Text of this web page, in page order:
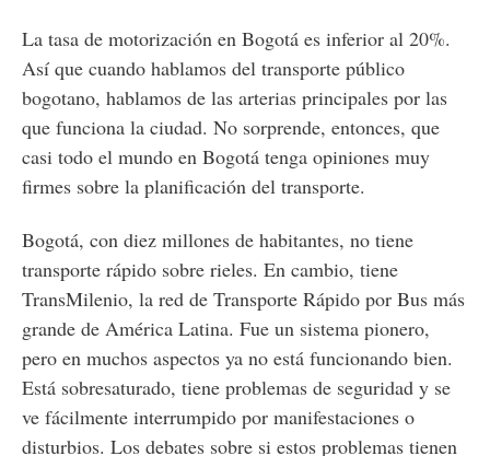
La tasa de motorización en Bogotá es inferior al 20%.
Así que cuando hablamos del transporte público
bogotano, hablamos de las arterias principales por las
que funciona la ciudad. No sorprende, entonces, que
casi todo el mundo en Bogotá tenga opiniones muy
firmes sobre la planificación del transporte.
Bogotá, con diez millones de habitantes, no tiene
transporte rápido sobre rieles. En cambio, tiene
TransMilenio, la red de Transporte Rápido por Bus más
grande de América Latina. Fue un sistema pionero,
pero en muchos aspectos ya no está funcionando bien.
Está sobresaturado, tiene problemas de seguridad y se
ve fácilmente interrumpido por manifestaciones o
disturbios. Los debates sobre si estos problemas tienen